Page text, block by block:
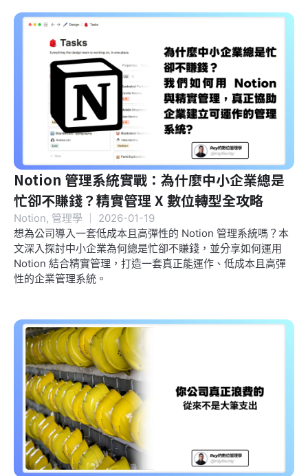
Notion 管理系統實戰：為什麼中小企業總是
忙卻不賺錢？精實管理 X 數位轉型全攻略
Notion, 管理學
2026-01-19
想為公司導入一套低成本且高彈性的 Notion 管理系統嗎？本
文深入探討中小企業為何總是忙卻不賺錢，並分享如何運用
Notion 結合精實管理，打造一套真正能運作、低成本且高彈
性的企業管理系統。